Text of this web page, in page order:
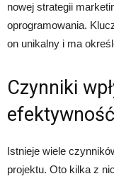
nowej strategii
oprogramowania.
on unikalny i ma
Czynniki
Istnieje wiele
projektu. Oto kilka z